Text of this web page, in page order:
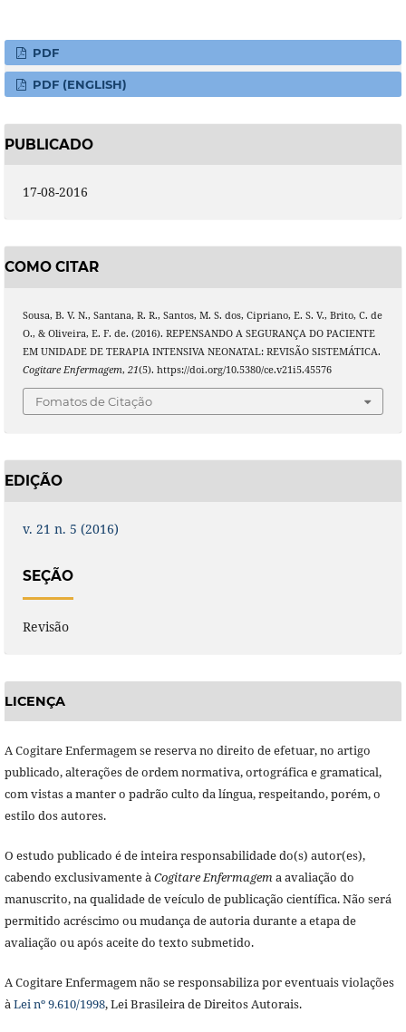
PDF
PDF (ENGLISH)
PUBLICADO
17-08-2016
COMO CITAR
Sousa, B. V. N., Santana, R. R., Santos, M. S. dos, Cipriano, E. S. V., Brito, C. de
O., & Oliveira, E. F. de. (2016). REPENSANDO A SEGURANÇA DO PACIENTE
EM UNIDADE DE TERAPIA INTENSIVA NEONATAL: REVISÃO SISTEMÁTICA.
Cogitare Enfermagem, 21(5). https://doi.org/10.5380/ce.v21i5.45576
Fomatos de Citação
EDIÇÃO
v. 21 n. 5 (2016)
SEÇÃO
Revisão
LICENÇA
A Cogitare Enfermagem se reserva no direito de efetuar, no artigo
publicado, alterações de ordem normativa, ortográfica e gramatical,
com vistas a manter o padrão culto da língua, respeitando, porém, o
estilo dos autores.
O estudo publicado é de inteira responsabilidade do(s) autor(es),
cabendo exclusivamente àCogitare Enfermagema avaliação do
manuscrito, na qualidade de veículo de publicação científica. Não será
permitido acréscimo ou mudança de autoria durante a etapa de
avaliação ou após aceite do texto submetido.
A Cogitare Enfermagem não se responsabiliza por eventuais violações
àLei nº 9.610/1998, Lei Brasileira de Direitos Autorais.